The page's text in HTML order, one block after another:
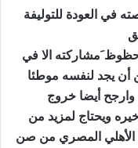
في العودة للتوليفة
حظوظ َمشاركته الا في
اللعب ل4/2/3/1 يمكن أن يجد لنفسه موطئا
أيضا خروج
ويحتاج لمزيد من
الأهلي المصري من صن